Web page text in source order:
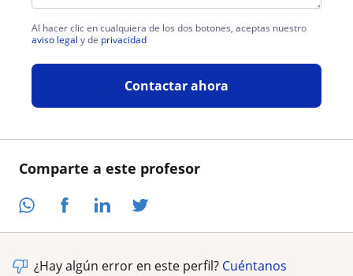
Comparte a este profesor
Al hacer clic en cualquiera de los dos botones, aceptas nuestro
aviso legal y de privacidad
Contactar ahora
¿Hay algún error en este perfil? Cuéntanos